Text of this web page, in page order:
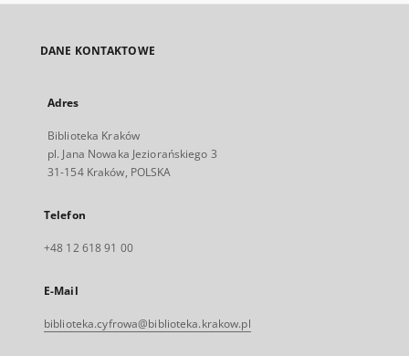
DANE KONTAKTOWE
Adres
Biblioteka Kraków
pl. Jana Nowaka Jeziorańskiego 3
31-154 Kraków, POLSKA
Telefon
+48 12 618 91 00
E-Mail
biblioteka.cyfrowa@biblioteka.krakow.pl